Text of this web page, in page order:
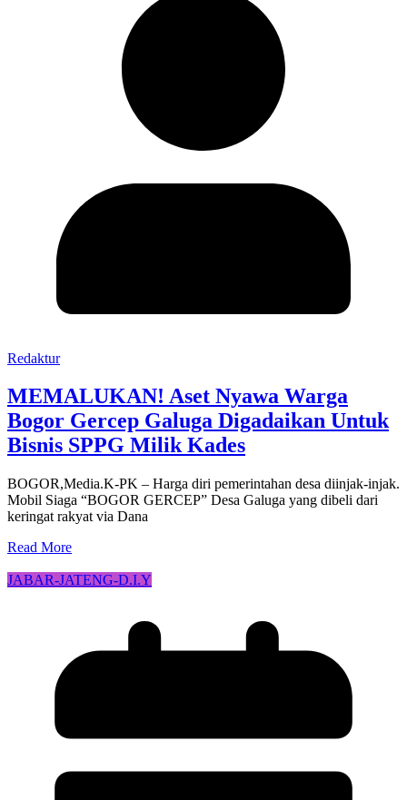
Redaktur
MEMALUKAN! Aset Nyawa Warga
Bogor Gercep Galuga Digadaikan Untuk
Bisnis SPPG Milik Kades
BOGOR,Media.K-PK – Harga diri pemerintahan desa diinjak-injak.
Mobil Siaga “BOGOR GERCEP” Desa Galuga yang dibeli dari
keringat rakyat via Dana
Read More
JABAR-JATENG-D.I.Y